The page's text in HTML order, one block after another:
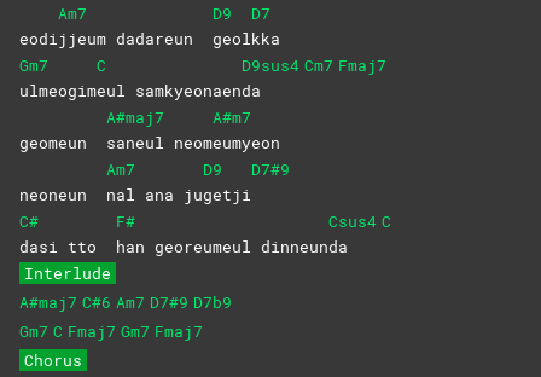
eodi
Am7
jjeum dadareun
D9
geol
D7
kka
Gm7
ulmeogim
C
eul samkyeonaen
D9sus4
da
Cm7 Fmaj7
geomeun
A#maj7
saneul neom
A#m7
eumyeon
neoneun
Am7
nal ana ju
D9
getji
D7#9
C#
dasi tto
F#
han georeumeul dinneun
Csus4
da
C
Interlude
A#maj7 C#6 Am7 D7#9 D7b9
Gm7 C Fmaj7 Gm7 Fmaj7
Chorus